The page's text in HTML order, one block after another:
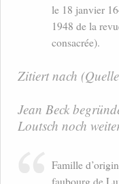
le 18 janvier
1948 de la
consacrée).
Zitiert nach
Jean Beck
Loutsch noch
Famille